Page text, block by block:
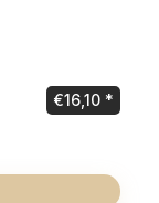
€16,10